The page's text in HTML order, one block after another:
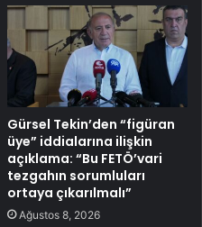
Gürsel Tekin’den “figüran
üye” iddialarına ilişkin
açıklama: “Bu FETÖ’vari
tezgahın sorumluları
ortaya çıkarılmalı”
Ağustos 8, 2026